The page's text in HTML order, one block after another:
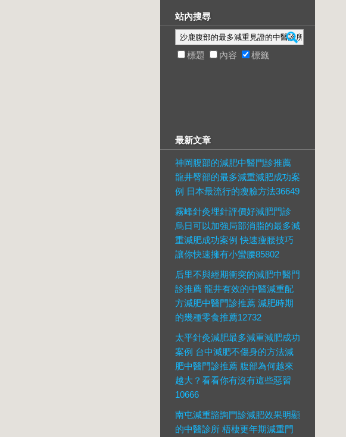
站內搜尋
標題 內容 標籤
最新文章
神岡腹部的減肥中醫門診推薦
龍井臀部的最多減重減肥成功案
例 日本最流行的瘦臉方法36649
霧峰針灸埋針評價好減肥門診
烏日可以加強局部消脂的最多減
重減肥成功案例 快速瘦腰技巧
讓你快速擁有小蠻腰85802
后里不與經期衝突的減肥中醫門
診推薦 龍井有效的中醫減重配
方減肥中醫門診推薦 減肥時期
的幾種零食推薦12732
太平針灸減肥最多減重減肥成功
案例 台中減肥不傷身的方法減
肥中醫門診推薦 腹部為何越來
越大？看看你有沒有這些惡習
10666
南屯減重諮詢門診減肥效果明顯
的中醫診所 梧棲更年期減重門